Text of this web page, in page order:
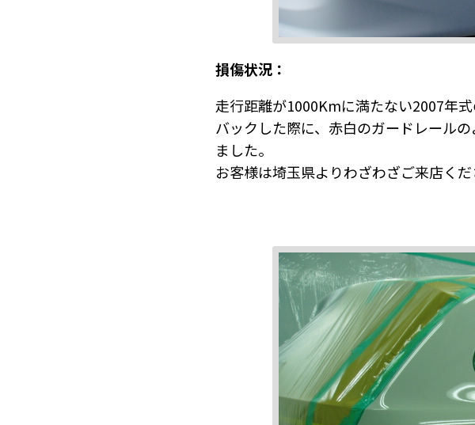
損傷状況：
走行距離が1000Kmに満たない2007年
バックした際に、赤白のガードレール
ました。
お客様は埼玉県よりわざわざご来店く